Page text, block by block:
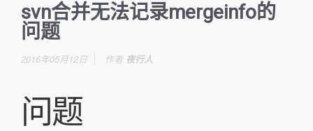
svn合并无法记录mergeinfo的
问题
2016年05月12日 作者 夜行人
问题